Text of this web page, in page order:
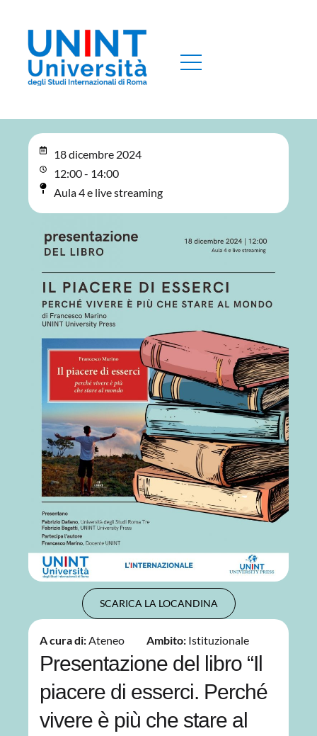
18 dicembre 2024
12:00 - 14:00
Aula 4 e live streaming
SCARICA LA LOCANDINA
A cura di:Ateneo Ambito: Istituzionale
Presentazione del libro “Il
piacere di esserci. Perché
vivere è più che stare al